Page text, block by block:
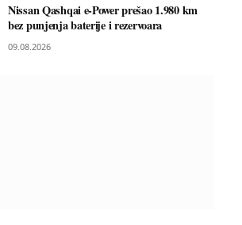
Nissan Qashqai e-Power prešao 1.980 km
bez punjenja baterije i rezervoara
09.08.2026